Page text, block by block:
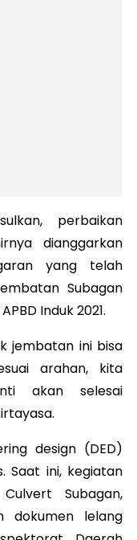
perbaikan
dianggarkan
yang telah
Subagan
Induk 2021.
jembatan ini bisa
arahan, kita
akan selesai
design (DED)
Saat ini, kegiatan
Subagan,
dokumen lelang